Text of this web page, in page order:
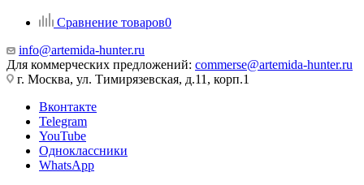
Сравнение товаров0
info@artemida-hunter.ru
Для коммерческих предложений: commerse@artemida-hunter.ru
г. Москва, ул. Тимирязевская, д.11, корп.1
Вконтакте
Telegram
YouTube
Одноклассники
WhatsApp